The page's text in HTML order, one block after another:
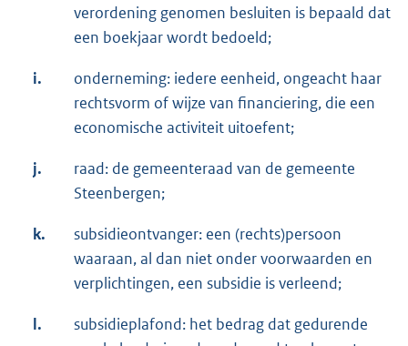
verordening genomen besluiten is bepaald dat
een boekjaar wordt bedoeld;
i.
onderneming: iedere eenheid, ongeacht haar
rechtsvorm of wijze van financiering, die een
economische activiteit uitoefent;
j.
raad: de gemeenteraad van de gemeente
Steenbergen;
k.
subsidieontvanger: een (rechts)persoon
waaraan, al dan niet onder voorwaarden en
verplichtingen, een subsidie is verleend;
l.
subsidieplafond: het bedrag dat gedurende